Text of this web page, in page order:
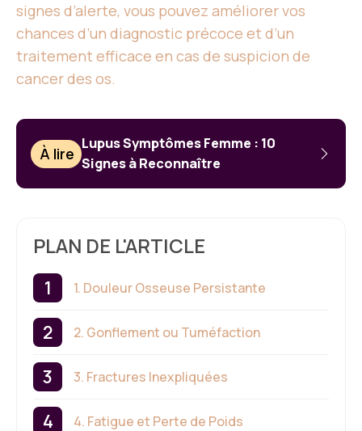
signes d’alerte, vous pouvez améliorer vos
chances d’un diagnostic précoce et d’un
traitement efficace en cas de suspicion de
cancer des os.
À lire
Lupus Symptômes Femme : 10
Signes à Reconnaître
PLAN DE L'ARTICLE
1. Douleur Osseuse Persistante
2. Gonflement ou Tuméfaction
3. Fractures Inexpliquées
4. Fatigue et Perte de Poids